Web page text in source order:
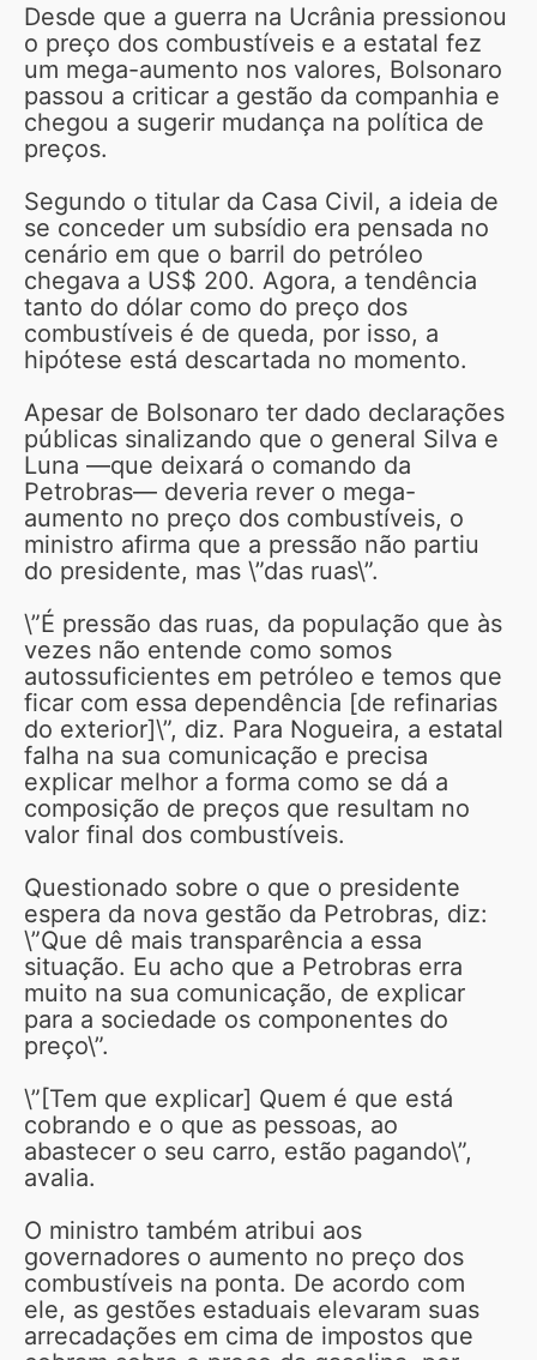
Desde que a guerra na Ucrânia pressionou
o preço dos combustíveis e a estatal fez
um mega-aumento nos valores, Bolsonaro
passou a criticar a gestão da companhia e
chegou a sugerir mudança na política de
preços.
Segundo o titular da Casa Civil, a ideia de
se conceder um subsídio era pensada no
cenário em que o barril do petróleo
chegava a US$ 200. Agora, a tendência
tanto do dólar como do preço dos
combustíveis é de queda, por isso, a
hipótese está descartada no momento.
Apesar de Bolsonaro ter dado declarações
públicas sinalizando que o general Silva e
Luna —que deixará o comando da
Petrobras— deveria rever o mega-
aumento no preço dos combustíveis, o
ministro afirma que a pressão não partiu
do presidente, mas \”das ruas\”.
\”É pressão das ruas, da população que às
vezes não entende como somos
autossuficientes em petróleo e temos que
ficar com essa dependência [de refinarias
do exterior]\”, diz. Para Nogueira, a estatal
falha na sua comunicação e precisa
explicar melhor a forma como se dá a
composição de preços que resultam no
valor final dos combustíveis.
Questionado sobre o que o presidente
espera da nova gestão da Petrobras, diz:
\”Que dê mais transparência a essa
situação. Eu acho que a Petrobras erra
muito na sua comunicação, de explicar
para a sociedade os componentes do
preço\”.
\”[Tem que explicar] Quem é que está
cobrando e o que as pessoas, ao
abastecer o seu carro, estão pagando\”,
avalia.
O ministro também atribui aos
governadores o aumento no preço dos
combustíveis na ponta. De acordo com
ele, as gestões estaduais elevaram suas
arrecadações em cima de impostos que